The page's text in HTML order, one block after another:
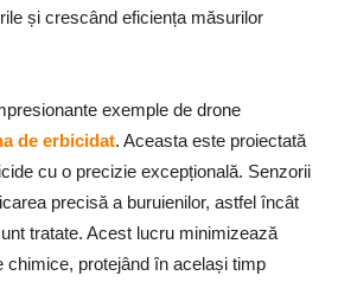
și crescând eficiența măsurilor
exemple de drone
de erbicidat. Aceasta este proiectată
cu o precizie excepțională. Senzorii
precisă a buruienilor, astfel încât
tratate. Acest lucru minimizează
chimice, protejând în același timp